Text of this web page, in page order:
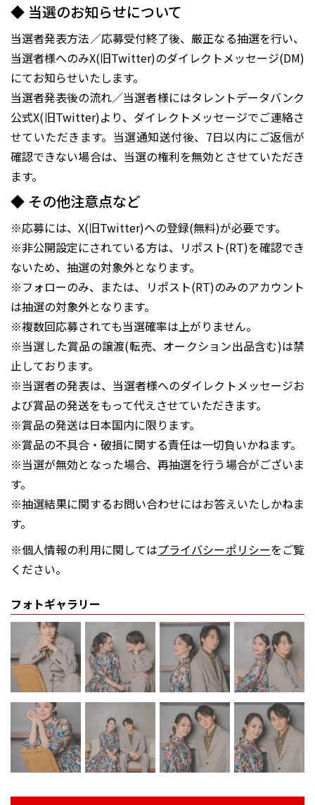
◆ 当選のお知らせについて
当選者発表方法／応募受付終了後、厳正なる抽選を行い、
当選者様へのみX(旧Twitter)のダイレクトメッセージ(DM)
にてお知らせいたします。
当選者発表後の流れ／当選者様にはタレントデータバンク
公式X(旧Twitter)より、ダイレクトメッセージでご連絡さ
せていただきます。当選通知送付後、7日以内にご返信が
確認できない場合は、当選の権利を無効とさせていただき
ます。
◆ その他注意点など
※応募には、X(旧Twitter)への登録(無料)が必要です。
※非公開設定にされている方は、リポスト(RT)を確認でき
ないため、抽選の対象外となります。
※フォローのみ、または、リポスト(RT)のみのアカウント
は抽選の対象外となります。
※複数回応募されても当選確率は上がりません。
※当選した賞品の譲渡(転売、オークション出品含む)は禁
止しております。
※当選者の発表は、当選者様へのダイレクトメッセージお
よび賞品の発送をもって代えさせていただきます。
※賞品の発送は日本国内に限ります。
※賞品の不具合・破損に関する責任は一切負いかねます。
※当選が無効となった場合、再抽選を行う場合がございま
す。
※抽選結果に関するお問い合わせにはお答えいたしかねま
す。
※個人情報の利用に関してはプライバシーポリシーをご覧
ください。
フォトギャラリー